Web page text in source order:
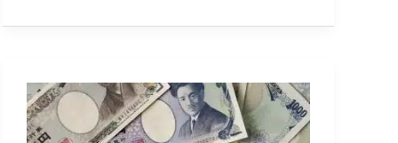
Neem
winst